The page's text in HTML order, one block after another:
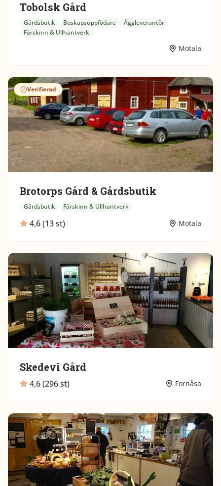
Tobolsk Gård
Gårdsbutik Boskapsuppfödare
Äggleverantör
Fårskinn & Ullhantverk
Motala
Verifierad
Brotorps Gård & Gårdsbutik
Gårdsbutik Fårskinn & Ullhantverk
4,6 (13 st) Motala
Skedevi Gård
4,6 (296 st) Fornåsa